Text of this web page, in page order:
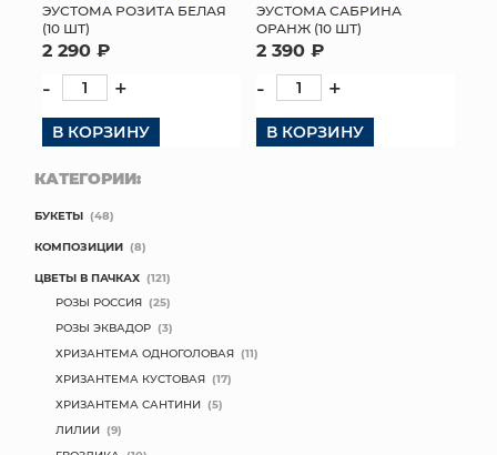
ЭУСТОМА РОЗИТА БЕЛАЯ
(10 ШТ)
2 290 ₽
- +
В КОРЗИНУ
ЭУСТОМА САБРИНА
ОРАНЖ (10 ШТ)
2 390 ₽
- +
В КОРЗИНУ
КАТЕГОРИИ:
БУКЕТЫ (48)
КОМПОЗИЦИИ (8)
ЦВЕТЫ В ПАЧКАХ (121)
РОЗЫ РОССИЯ (25)
РОЗЫ ЭКВАДОР (3)
ХРИЗАНТЕМА ОДНОГОЛОВАЯ (11)
ХРИЗАНТЕМА КУСТОВАЯ (17)
ХРИЗАНТЕМА САНТИНИ (5)
ЛИЛИИ (9)